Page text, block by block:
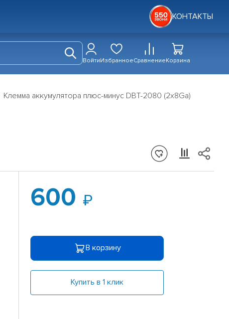
КОНТАКТЫ
ВойтиИзбранноеСравнениеКорзина
Клемма аккумулятора плюс-минус DBT-2080 (2x8Ga)
600
В корзину
Купить в 1 клик